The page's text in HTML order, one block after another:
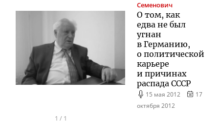
Семенович
О том, как
едва не был
угнан
в Германию,
о политической
карьере
и причинах
распада СССР
15 мая 2012
17
октября 2012
1 / 1